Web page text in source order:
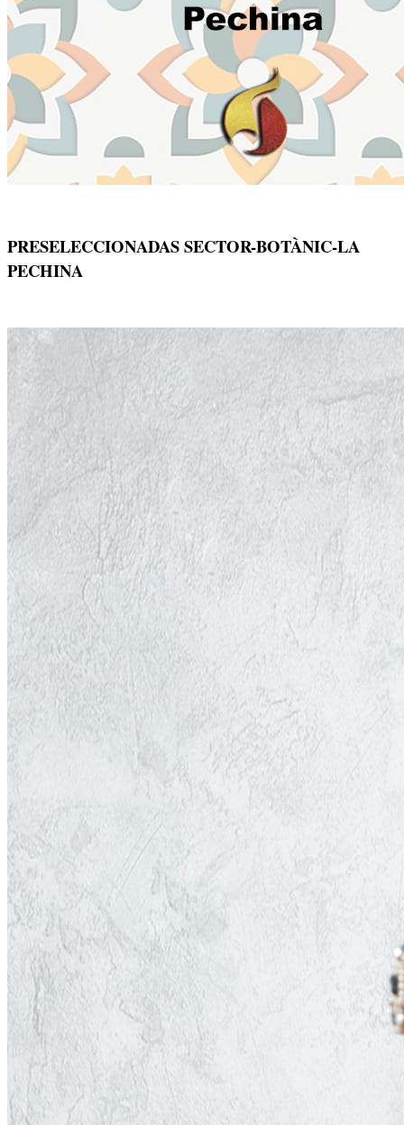
PRESELECCIONADAS SECTOR-BOTÀNIC-LA
PECHINA